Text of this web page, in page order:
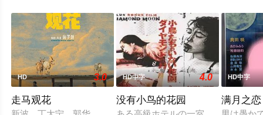
HD 3.0
走马观花
HD中字 4.0
没有小鸟的花园
HD中字
满月之恋